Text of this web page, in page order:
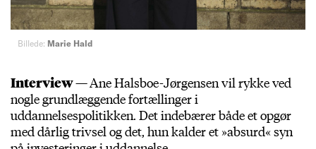
Billede: Marie Hald
Interview —Ane Halsboe-Jørgensen vil rykke ved
nogle grundlæggende fortællinger i
uddannelsespolitikken. Det indebærer både et opgør
med dårlig trivsel og det, hun kalder et »absurd« syn